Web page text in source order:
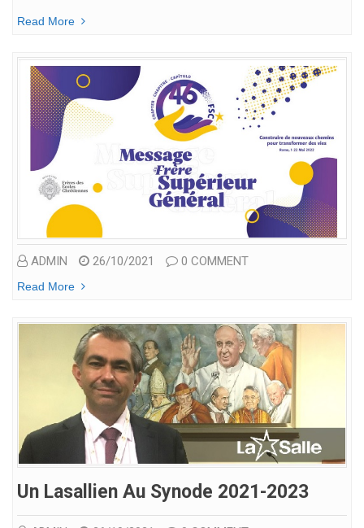
Read More
ADMIN 26/10/2021 0 COMMENT
Read More
Un Lasallien Au Synode 2021-2023